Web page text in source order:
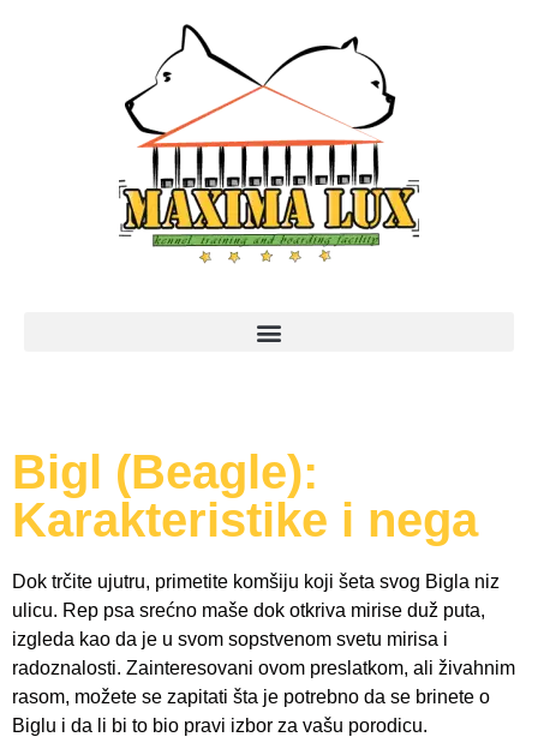
Bigl (Beagle):
Karakteristike i nega
Dok trčite ujutru, primetite komšiju koji šeta svog Bigla niz
ulicu. Rep psa srećno maše dok otkriva mirise duž puta,
izgleda kao da je u svom sopstvenom svetu mirisa i
radoznalosti. Zainteresovani ovom preslatkom, ali živahnim
rasom, možete se zapitati šta je potrebno da se brinete o
Biglu i da li bi to bio pravi izbor za vašu porodicu.